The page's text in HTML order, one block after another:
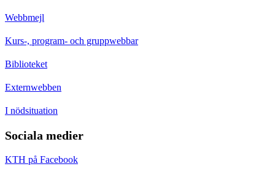
Webbmejl
Kurs-, program- och gruppwebbar
Biblioteket
Externwebben
I nödsituation
Sociala medier
KTH på Facebook